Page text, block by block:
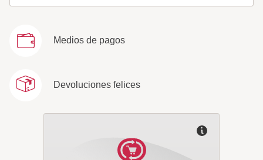
Medios de pagos
Devoluciones felices